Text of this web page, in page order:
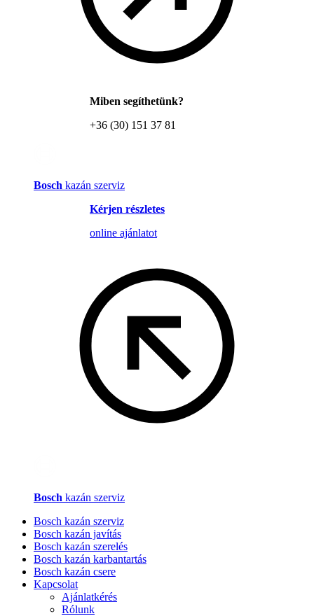
Miben segíthetünk?
+36 (30) 151 37 81
Bosch kazán szerviz
Kérjen részletes
online ajánlatot
Bosch kazán szerviz
Bosch kazán szerviz
Bosch kazán javítás
Bosch kazán szerelés
Bosch kazán karbantartás
Bosch kazán csere
Kapcsolat
Ajánlatkérés
Rólunk